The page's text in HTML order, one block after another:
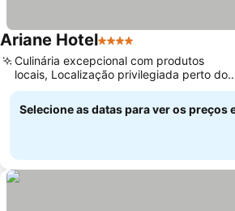
Ariane Hotel4 Estrelas
Culinária excepcional com produtos
locais, Localização privilegiada perto do
centro de Ypres
Selecione as datas para ver os preços